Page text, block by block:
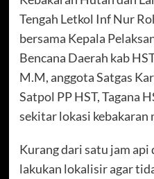
Tengah Letkol Inf Nur
bersama Kepala
Bencana Daerah kab
M.M, anggota Satgas
Satpol PP HST, Tagana
sekitar lokasi kebakaran
Kurang dari satu jam
lakukan lokalisir agar